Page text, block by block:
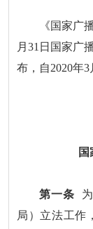
《国家广
月31日国家广
布，自2020年3
第一条
局）立法工作